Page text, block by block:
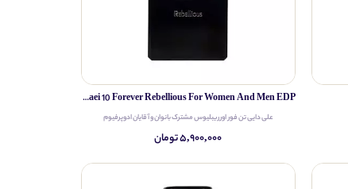
Ali Daei 10 Forever Rebellious For Women And Men EDP
علی دایی تن فور اور ریبلیوس مشترک بانوان و آقایان ادوپرفیوم
۵,۹۰۰,۰۰۰ تومان